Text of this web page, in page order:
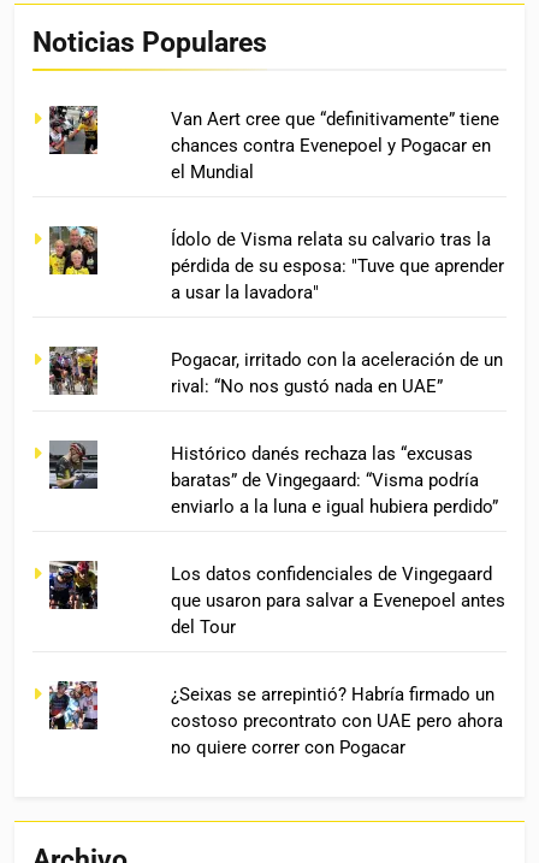
Noticias Populares
Van Aert cree que “definitivamente” tiene
chances contra Evenepoel y Pogacar en
el Mundial
Ídolo de Visma relata su calvario tras la
pérdida de su esposa: "Tuve que aprender
a usar la lavadora"
Pogacar, irritado con la aceleración de un
rival: “No nos gustó nada en UAE”
Histórico danés rechaza las “excusas
baratas” de Vingegaard: “Visma podría
enviarlo a la luna e igual hubiera perdido”
Los datos confidenciales de Vingegaard
que usaron para salvar a Evenepoel antes
del Tour
¿Seixas se arrepintió? Habría firmado un
costoso precontrato con UAE pero ahora
no quiere correr con Pogacar